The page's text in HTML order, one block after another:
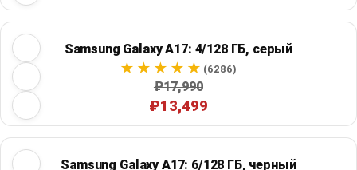
Samsung Galaxy A17: 4/128 ГБ, серый
(6286)
₽17,990
₽13,499
Samsung Galaxy A17: 6/128 ГБ, черный